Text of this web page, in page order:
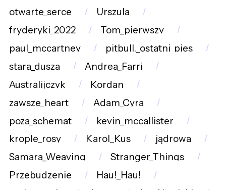
otwarte_serce
Urszula
fryderyki_2022
Tom_pierwszy
paul_mccartney
pitbull._ostatni_pies
stara_dusza
Andrea_Farri
Australijczyk
Kordan
zawsze_heart
Adam_Cyra
poza_schemat
kevin_mccallister
krople_rosy
Karol_Kus
jądrowa
Samara_Weaving
Stranger_Things
Przebudzenie
Hau!_Hau!